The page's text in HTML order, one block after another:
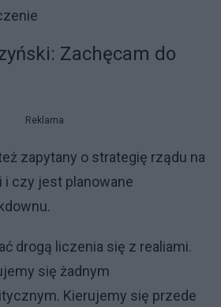
Zachęcam do
Reklama
zapytany o strategię rządu na
i czy jest planowane
drogą liczenia się z realiami.
się żadnym
Kierujemy się przede